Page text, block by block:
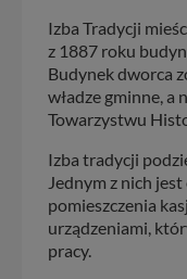
Izba Tradycji
z 1887 roku
Budynek dworca
władze gminne, a
Towarzystwu
Izba tradycji
Jednym z nich
pomieszczenia
urządzeniami,
pracy.